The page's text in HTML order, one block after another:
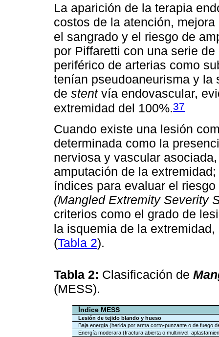
La aparición de la terapia
costos de la atención,
el sangrado y el riesgo de
por Piffaretti con una serie
periférico de arterias como
tenían pseudoaneurisma y
de stentvía endovascular,
extremidad del 100%.37
Cuando existe una lesión
determinada como la
nerviosa y vascular
amputación de la
índices para evaluar el
(Mangled Extremity Severity
criterios como el grado de
la isquemia de la
(Tabla 2).
Tabla 2: Clasificación de
(MESS).
Índice MESS
Lesión de tejido blando y hueso
Baja energía (herida por arma corto-punzante o de fuego
Energía moderara (fractura abierta o multinivel,